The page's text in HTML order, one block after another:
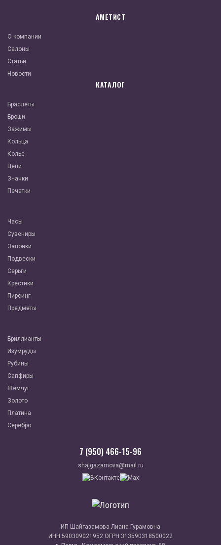
АМЕТИСТ
О компании
Салоны
Статьи
Новости
КАТАЛОГ
Браслеты
Броши
Зажимы
Кольца
Колье
Цепи
Значки
Печатки
Часы
Сувениры
Запонки
Подвески
Серьги
Крестики
Пирсинг
Предметы
Бриллианты
Изумруды
Рубины
Сапфиры
Жемчуг
Золото
Платина
Серебро
7 (950) 466-15-96
shajgazamova@mail.ru
ИП Шайгазамова Лиана Гурамовна
ИНН 590309021952 ОГРН 313590318500022